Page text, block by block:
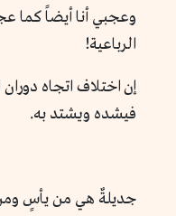
وعجبي أنا أيضاً كما
الرباعية!
إن اختلاف اتجاه
فيشده ويشتد به.
جديلةٌ هي من يأسٍ